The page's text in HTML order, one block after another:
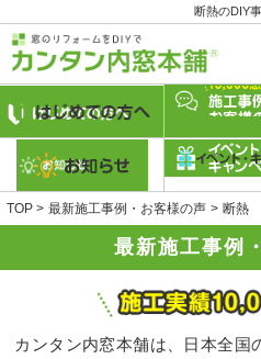
断熱のDIY
最新施工事例
TOP 最新施工事例・お客様の声 断熱
カンタン内窓本舗は、日本全国